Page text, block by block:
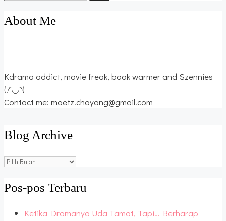
About Me
Kdrama addict, movie freak, book warmer and Szennies
(.◜◡◝)
Contact me: moetz.chayang@gmail.com
Blog Archive
Blog
Pos-pos Terbaru
Ketika Dramanya Uda Tamat, Tapi… Berharap